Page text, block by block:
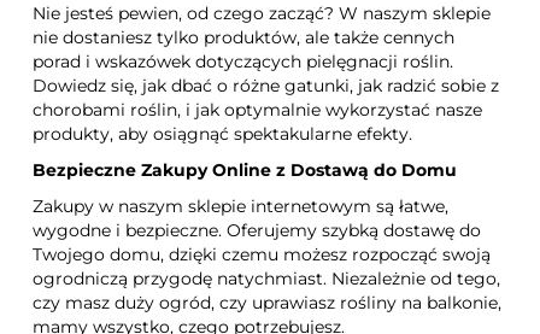
Nie jesteś pewien, od czego zacząć? W naszym sklepie
nie dostaniesz tylko produktów, ale także cennych
porad i wskazówek dotyczących pielęgnacji roślin.
Dowiedz się, jak dbać o różne gatunki, jak radzić sobie z
chorobami roślin, i jak optymalnie wykorzystać nasze
produkty, aby osiągnąć spektakularne efekty.
Bezpieczne Zakupy Online z Dostawą do Domu
Zakupy w naszym sklepie internetowym są łatwe,
wygodne i bezpieczne. Oferujemy szybką dostawę do
Twojego domu, dzięki czemu możesz rozpocząć swoją
ogrodniczą przygodę natychmiast. Niezależnie od tego,
czy masz duży ogród, czy uprawiasz rośliny na balkonie,
mamy wszystko, czego potrzebujesz.